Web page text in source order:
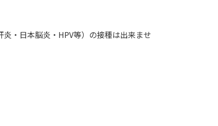
・日本脳炎・HPV等）の接種は出来ませ